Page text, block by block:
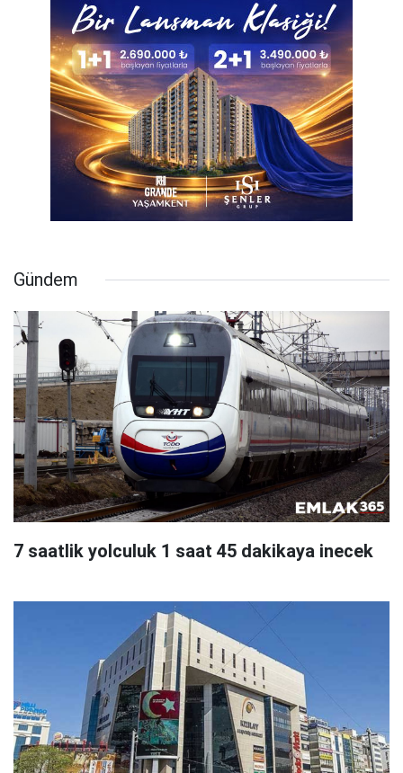
Gündem
7 saatlik yolculuk 1 saat 45 dakikaya inecek